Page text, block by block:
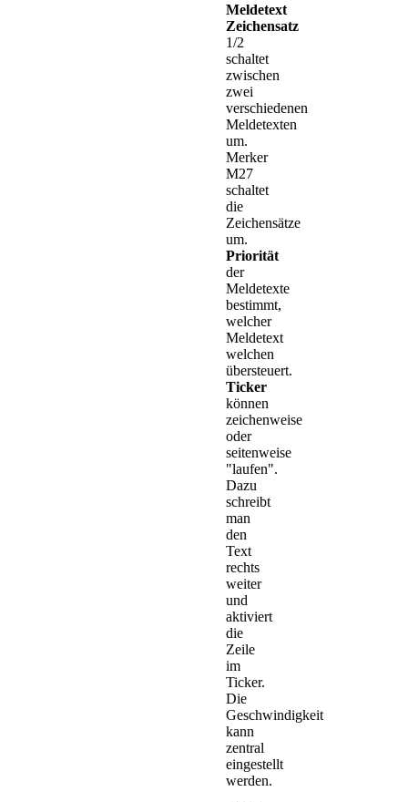
Meldetext
Zeichensatz
1/2
schaltet
zwischen
zwei
verschiedenen
Meldetexten
um.
Merker
M27
schaltet
die
Zeichensätze
um.
Priorität
der
Meldetexte
bestimmt,
welcher
Meldetext
welchen
übersteuert.
Ticker
können
zeichenweise
oder
seitenweise
"laufen".
Dazu
schreibt
man
den
Text
rechts
weiter
und
aktiviert
die
Zeile
im
Ticker.
Die
Geschwindigkeit
kann
zentral
eingestellt
werden.